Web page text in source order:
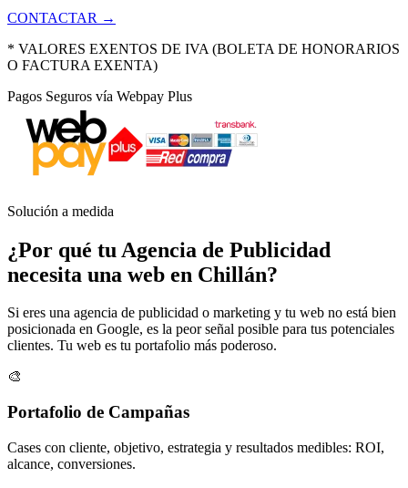
CONTACTAR →
* VALORES EXENTOS DE IVA (BOLETA DE HONORARIOS
O FACTURA EXENTA)
Pagos Seguros vía Webpay Plus
Solución a medida
¿Por qué tu Agencia de Publicidad
necesita una web en Chillán?
Si eres una agencia de publicidad o marketing y tu web no está bien
posicionada en Google, es la peor señal posible para tus potenciales
clientes. Tu web es tu portafolio más poderoso.
🎨
Portafolio de Campañas
Cases con cliente, objetivo, estrategia y resultados medibles: ROI,
alcance, conversiones.